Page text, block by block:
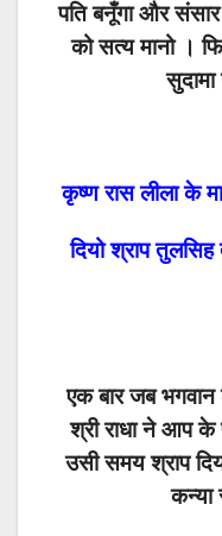
पति बनूँगा और
को सत्य मानो ।
सुदामा
कृष्ण रास लीला के
दियो श्राप
एक बार जब भगवान
श्री राधा ने आप
उसी समय श्राप
कन्या